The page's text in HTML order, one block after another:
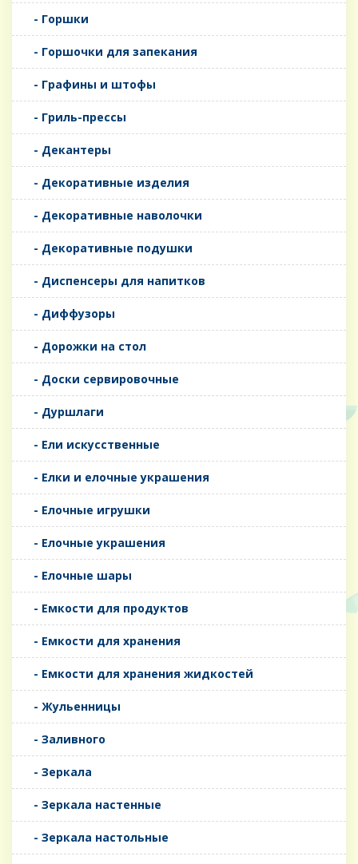
- Горшки
- Горшочки для запекания
- Графины и штофы
- Гриль-прессы
- Декантеры
- Декоративные изделия
- Декоративные наволочки
- Декоративные подушки
- Диспенсеры для напитков
- Диффузоры
- Дорожки на стол
- Доски сервировочные
- Дуршлаги
- Ели искусственные
- Елки и елочные украшения
- Елочные игрушки
- Елочные украшения
- Елочные шары
- Емкости для продуктов
- Емкости для хранения
- Емкости для хранения жидкостей
- Жульенницы
- Заливного
- Зеркала
- Зеркала настенные
- Зеркала настольные